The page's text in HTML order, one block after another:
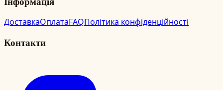
ДоставкаОплатаFAQПолітика конфіденційності
Контакти